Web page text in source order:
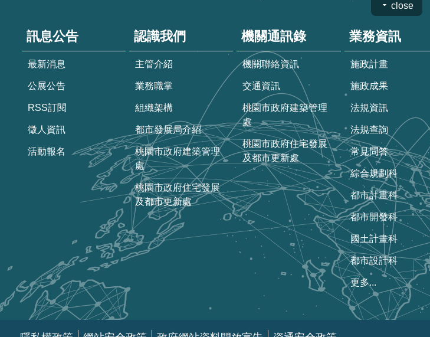
close
訊息公告
最新消息
公展公告
RSS訂閱
徵人資訊
活動報名
認識我們
主管介紹
業務職掌
組織架構
都市發展局介紹
桃園市政府建築管理
處
桃園市政府住宅發展
及都市更新處
機關通訊錄
機關聯絡資訊
交通資訊
桃園市政府建築管理
處
桃園市政府住宅發展
及都市更新處
業務資訊
施政計畫
施政成果
法規資訊
法規查詢
常見問答
綜合規劃科
都市計畫科
都市開發科
國土計畫科
都市設計科
更多...